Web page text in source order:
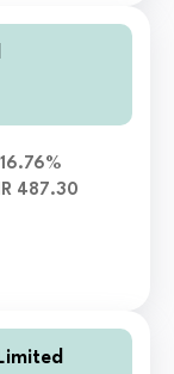
16.76%
487.30